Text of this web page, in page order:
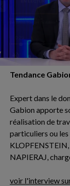
Tendance
Expert dans le
Gabion apporte
réalisation de
particuliers ou
NAPIERAJ,
voir l'interview